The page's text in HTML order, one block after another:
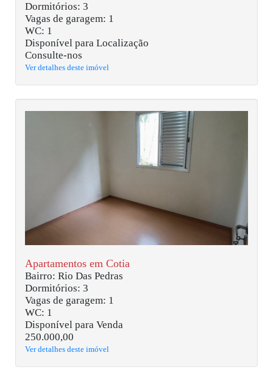
Dormitórios: 3
Vagas de garagem: 1
WC: 1
Disponível para Localização
Consulte-nos
Ver detalhes deste imóvel
Apartamentos em Cotia
Bairro: Rio Das Pedras
Dormitórios: 3
Vagas de garagem: 1
WC: 1
Disponível para Venda
250.000,00
Ver detalhes deste imóvel